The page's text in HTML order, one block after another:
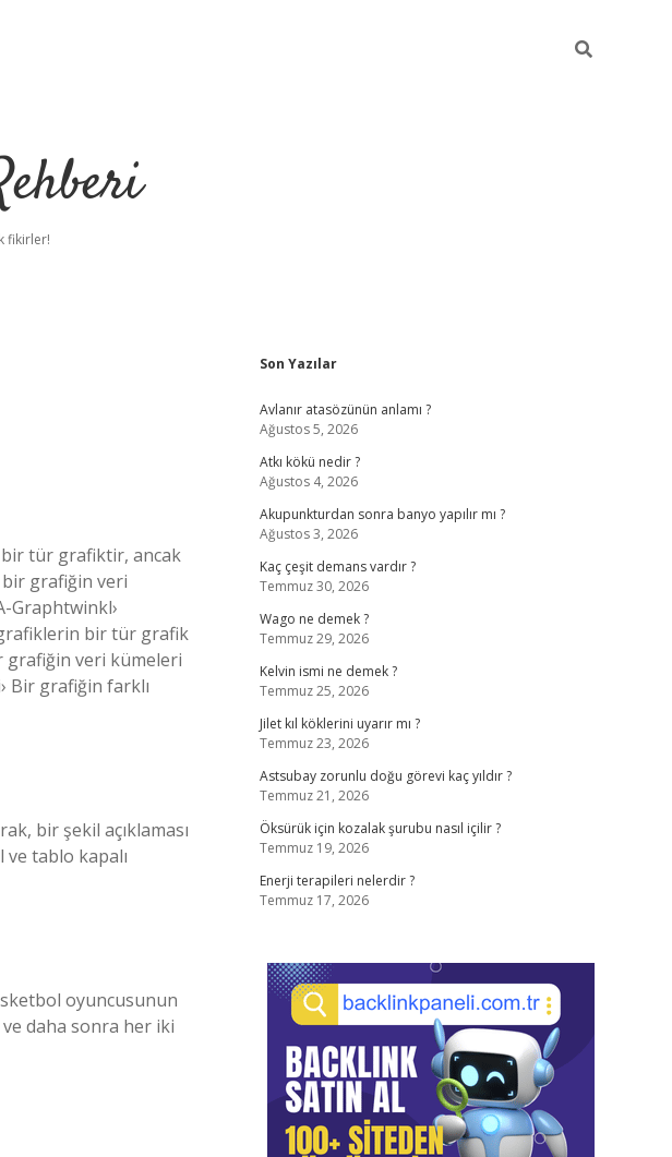
fikirler!
tür grafiktir, ancak
grafiğin veri
Graphtwinkl›
bir tür grafik
grafiğin veri kümeleri
Bir grafiğin farklı
bir şekil açıklaması
ve tablo kapalı
oyuncusunun
daha sonra her iki
Sidebar
Son Yazılar
Avlanır atasözünün anlamı ?
Ağustos 5, 2026
Atkı kökü nedir ?
Ağustos 4, 2026
Akupunkturdan sonra banyo yapılır mı ?
Ağustos 3, 2026
Kaç çeşit demans vardır ?
Temmuz 30, 2026
Wago ne demek ?
Temmuz 29, 2026
Kelvin ismi ne demek ?
Temmuz 25, 2026
Jilet kıl köklerini uyarır mı ?
Temmuz 23, 2026
Astsubay zorunlu doğu görevi kaç yıldır ?
Temmuz 21, 2026
Öksürük için kozalak şurubu nasıl içilir ?
Temmuz 19, 2026
Enerji terapileri nelerdir ?
Temmuz 17, 2026
ilbet giriş